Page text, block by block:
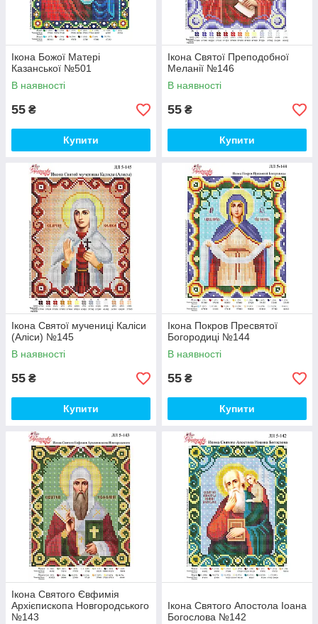
Ікона Божої Матері
Казанської №501
В наявності
55 ₴
Купити
Ікона Святої Преподобної
Меланії №146
В наявності
55 ₴
Купити
Ікона Святої мучениці Каліси
(Аліси) №145
В наявності
55 ₴
Купити
Ікона Покров Пресвятої
Богородиці №144
В наявності
55 ₴
Купити
Ікона Святого Євфимія
Архієпископа Новгородського
№143
Ікона Святого Апостола Іоана
Богослова №142